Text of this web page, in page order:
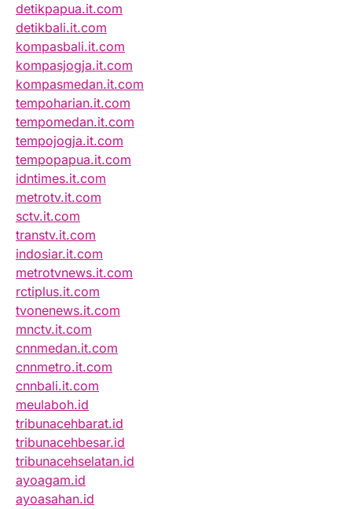
detikpapua.it.com
detikbali.it.com
kompasbali.it.com
kompasjogja.it.com
kompasmedan.it.com
tempoharian.it.com
tempomedan.it.com
tempojogja.it.com
tempopapua.it.com
idntimes.it.com
metrotv.it.com
sctv.it.com
transtv.it.com
indosiar.it.com
metrotvnews.it.com
rctiplus.it.com
tvonenews.it.com
mnctv.it.com
cnnmedan.it.com
cnnmetro.it.com
cnnbali.it.com
meulaboh.id
tribunacehbarat.id
tribunacehbesar.id
tribunacehselatan.id
ayoagam.id
ayoasahan.id